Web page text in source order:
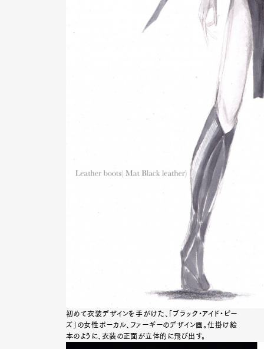
Pen
Pen
初めて衣装デザインを手がけた、「ブラック・アイド・ピー
ズ」の女性ボーカル、ファーギーのデザイン画。仕掛け絵
本のように、衣装の正面が立体的に飛び出す。